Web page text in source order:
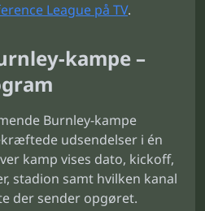
League på TV.
kampe –
Burnley-kampe
udsendelser i én
kamp vises dato, kickoff,
stadion samt hvilken kanal
der sender opgøret.